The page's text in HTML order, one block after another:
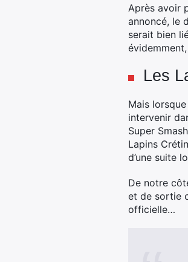
Après avoir
annoncé, le
serait bien
Les
Mais
intervenir
Super
Lapins
d’une suite
De notre
et de sortie
officielle…